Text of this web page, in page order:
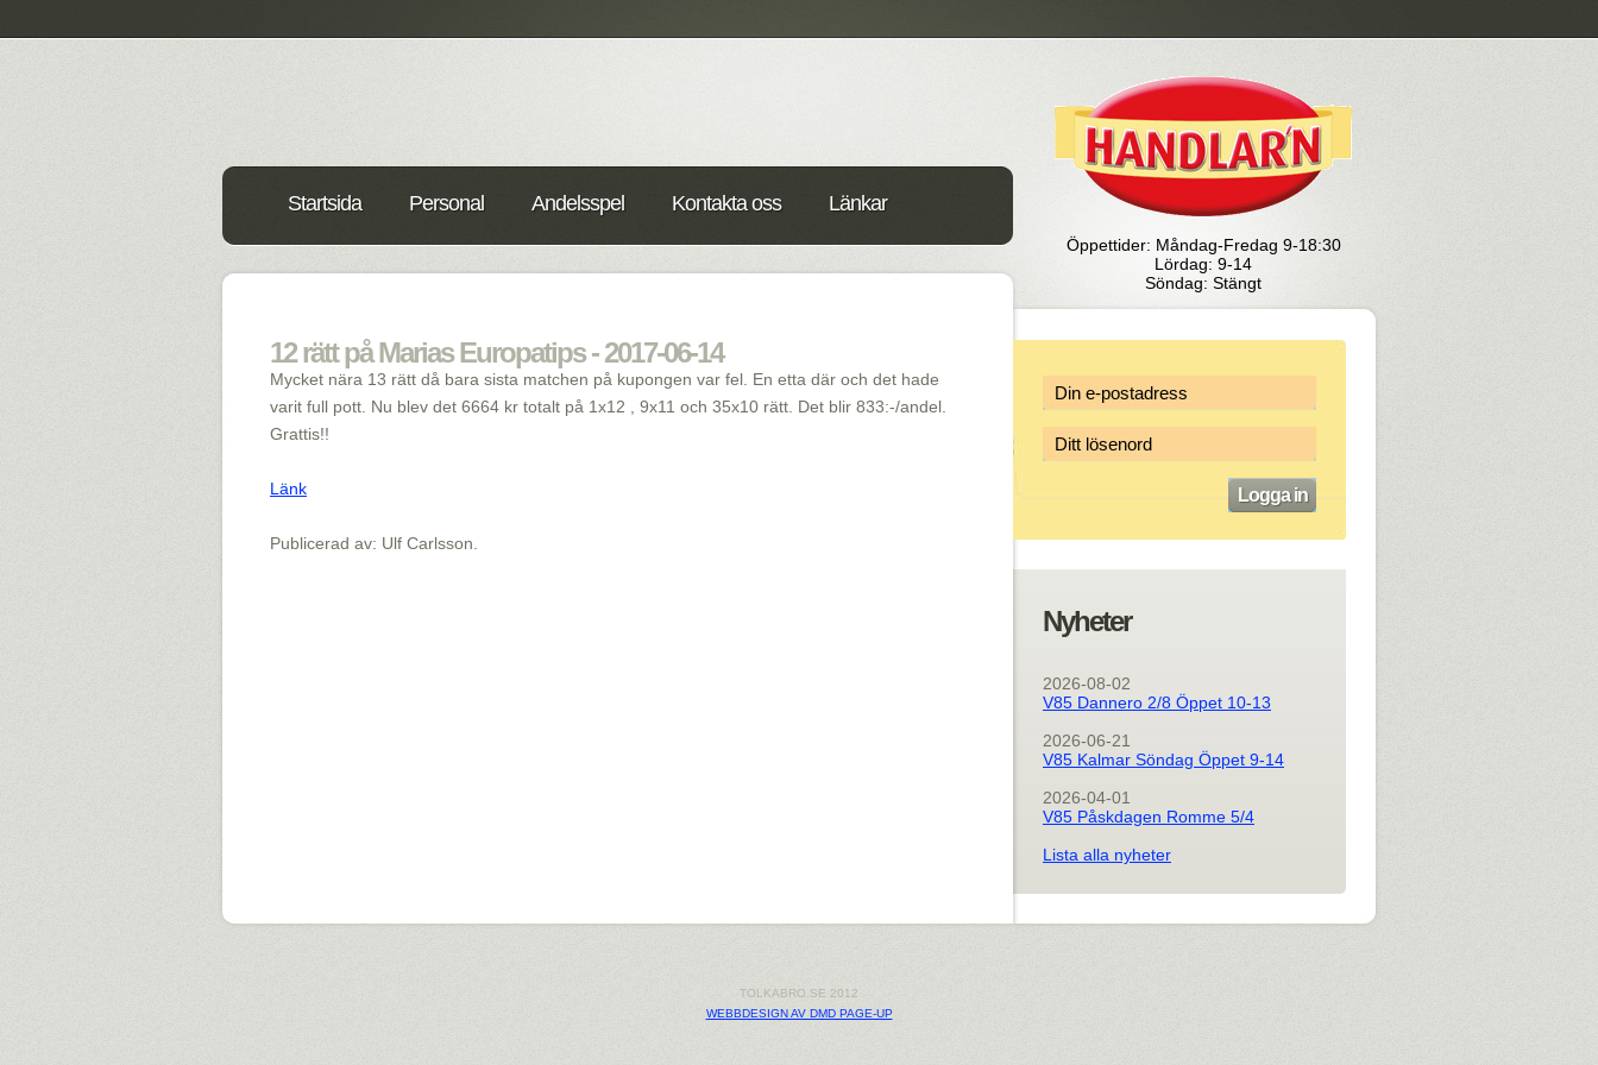
Öppettider: Måndag-Fredag 9-18:30
Lördag: 9-14
Söndag: Stängt
Startsida Personal Andelsspel Kontakta oss Länkar
12 rätt på Marias Europatips - 2017-06-14
Mycket nära 13 rätt då bara sista matchen på kupongen var fel. En etta där och det hade
varit full pott. Nu blev det 6664 kr totalt på 1x12 , 9x11 och 35x10 rätt. Det blir 833:-/andel.
Grattis!!
Länk
Publicerad av: Ulf Carlsson.
Nyheter
2026-08-02
V85 Dannero 2/8 Öppet 10-13
2026-06-21
V85 Kalmar Söndag Öppet 9-14
2026-04-01
V85 Påskdagen Romme 5/4
Lista alla nyheter
TOLKABRO.SE 2012
WEBBDESIGN AV DMD PAGE-UP